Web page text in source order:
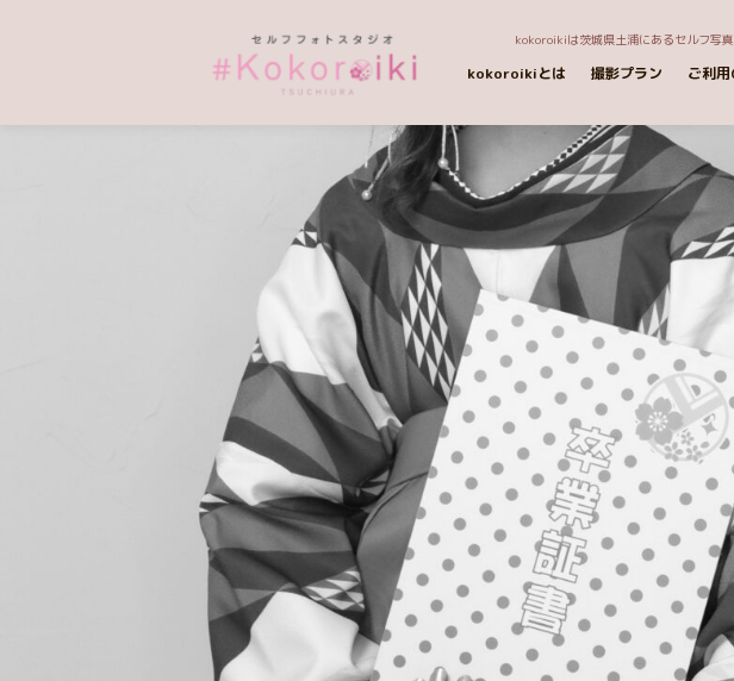
kokoroikiは茨城県土浦にあるセルフ写
kokoroikiとは 撮影プラン ご利